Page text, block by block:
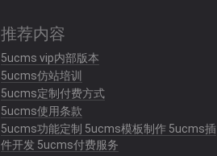
推荐内容
5ucms vip内部版本
5ucms仿站培训
5ucms定制付费方式
5ucms使用条款
5ucms功能定制 5ucms模板制作 5ucms插
件开发 5ucms付费服务